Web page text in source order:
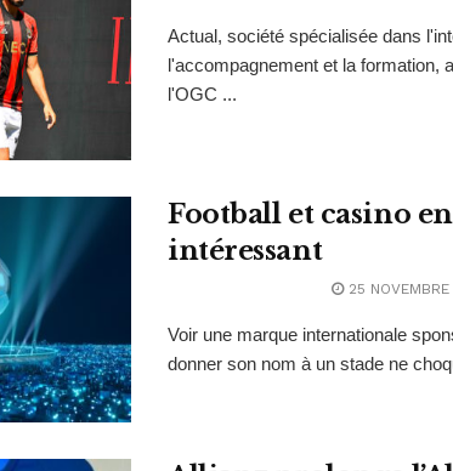
Actual, société spécialisée dans
l'accompagnement et la formation,
l'OGC ...
Football et casino
intéressant
25
Voir une marque internationale
donner son nom à un stade ne